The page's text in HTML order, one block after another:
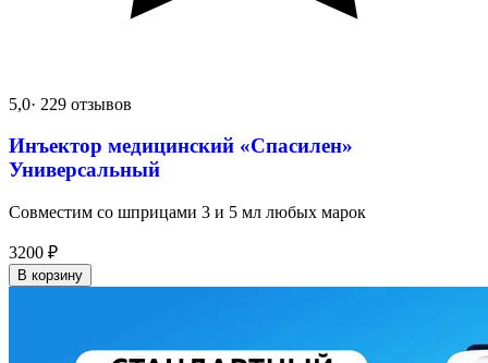
5,0· 229 отзывов
Инъектор медицинский «Спасилен»
Универсальный
Совместим со шприцами 3 и 5 мл любых марок
3200 ₽
В корзину